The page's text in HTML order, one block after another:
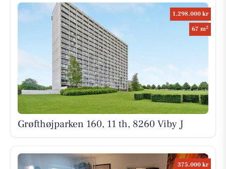
1.298.000 kr
67 m2
Grøfthøjparken 160, 11 th, 8260 Viby J
375.000 kr